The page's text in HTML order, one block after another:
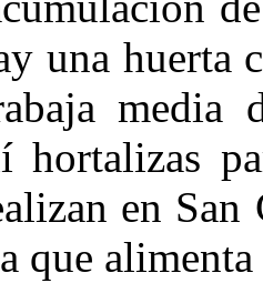
una huerta
media
hortalizas
en
que